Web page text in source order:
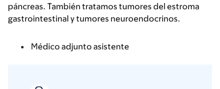
páncreas. También tratamos tumores del estroma
gastrointestinal y tumores neuroendocrinos.
Médico adjunto asistente